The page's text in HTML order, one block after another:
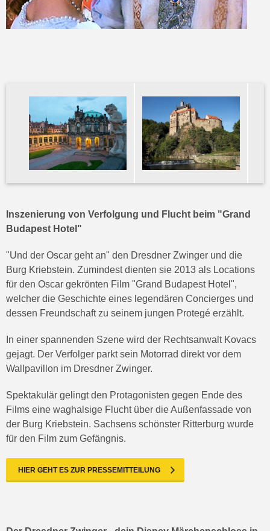
Inszenierung von Verfolgung und Flucht beim "Grand
Budapest Hotel"
"Und der Oscar geht an" den Dresdner Zwinger und die
Burg Kriebstein. Zumindest dienten sie 2013 als Locations
für den Oscar gekrönten Film "Grand Budapest Hotel",
welcher die Geschichte eines legendären Concierges und
dessen Freundschaft zu seinem jungen Protegé erzählt.
In einer spannenden Szene wird der Rechtsanwalt Kovacs
gejagt. Der Verfolger parkt sein Motorrad direkt vor dem
Wallpavillon im Dresdner Zwinger.
Spektakulär gelingt den Protagonisten gegen Ende des
Films eine waghalsige Flucht über die Außenfassade von
der Burg Kriebstein. Sachsens schönster Ritterburg wurde
für den Film zum Gefängnis.
HIER GEHT ES ZUR PRESSEMITTEILUNG